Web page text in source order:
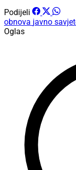
Podijeli
obnova javno
Oglas